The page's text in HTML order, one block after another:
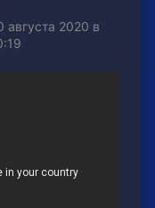
августа 2020 в